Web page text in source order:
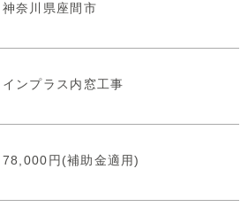
神奈川県座間市
インプラス内窓工事
78,000円(補助金適用)